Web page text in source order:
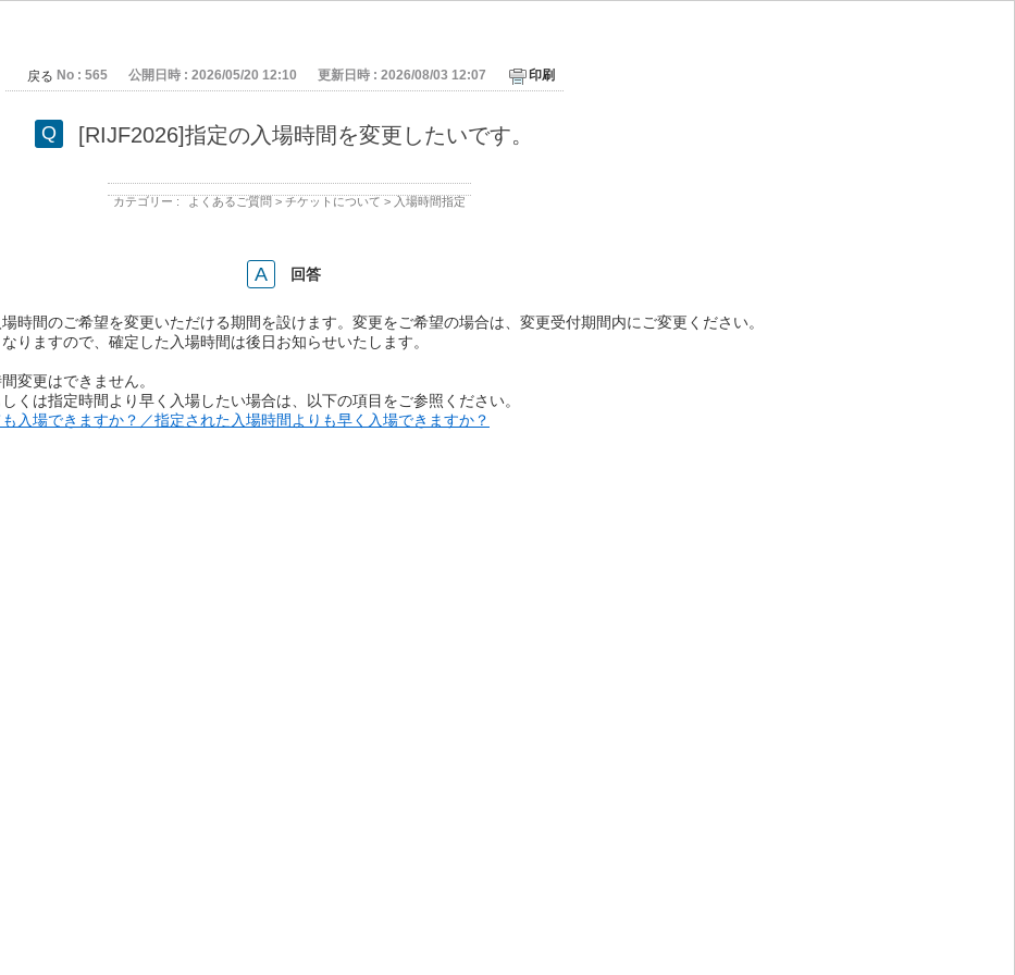
戻る No : 565 公開日時 : 2026/05/20 12:10 更新日時 : 2026/08/03 12:07 印刷
[RIJF2026]指定の入場時間を変更したいです。
カテゴリー : よくあるご質問 > チケットについて > 入場時間指定
回答
時間のご希望を変更いただける期間を設けます。変更をご希望の場合は、変更受付期間内にご変更ください。
りますので、確定した入場時間は後日お知らせいたします。
変更はできません。
くは指定時間より早く入場したい場合は、以下の項目をご参照ください。
入場できますか？／指定された入場時間よりも早く入場できますか？